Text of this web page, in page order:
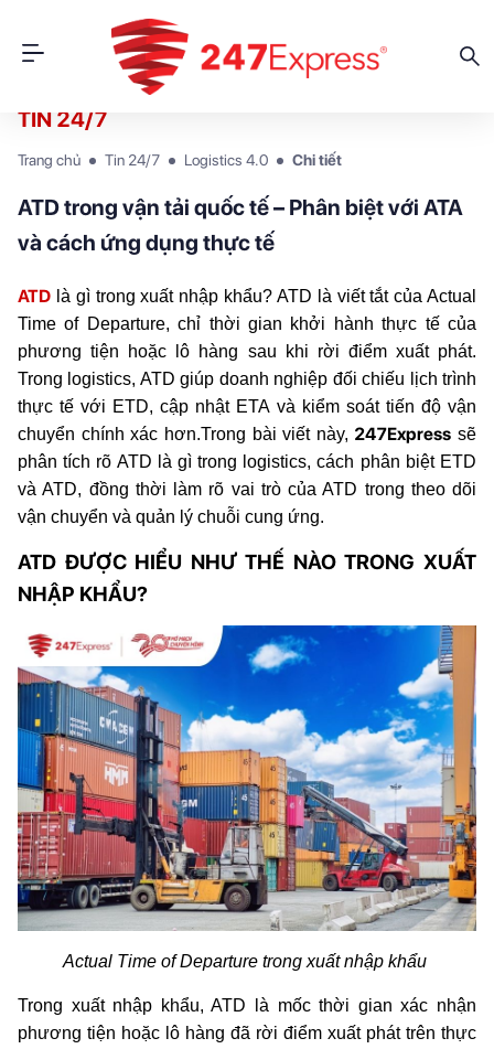
TIN 24/7
Trang chủ Tin 24/7 Logistics 4.0 Chi tiết
ATD trong vận tải quốc tế – Phân biệt với ATA
và cách ứng dụng thực tế
ATD là gì trong xuất nhập khẩu? ATD là viết tắt của Actual
Time of Departure, chỉ thời gian khởi hành thực tế của
phương tiện hoặc lô hàng sau khi rời điểm xuất phát.
Trong logistics, ATD giúp doanh nghiệp đối chiếu lịch trình
thực tế với ETD, cập nhật ETA và kiểm soát tiến độ vận
chuyển chính xác hơn.Trong bài viết này, 247Express sẽ
phân tích rõ ATD là gì trong logistics, cách phân biệt ETD
và ATD, đồng thời làm rõ vai trò của ATD trong theo dõi
vận chuyển và quản lý chuỗi cung ứng.
ATD ĐƯỢC HIỂU NHƯ THẾ NÀO TRONG XUẤT
NHẬP KHẨU?
Actual Time of Departure trong xuất nhập khẩu
Trong xuất nhập khẩu, ATD là mốc thời gian xác nhận
phương tiện hoặc lô hàng đã rời điểm xuất phát trên thực